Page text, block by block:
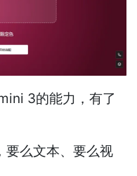
3的能力，有了
要么文本、要么视